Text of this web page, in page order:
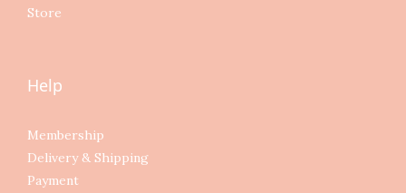
Store
Help
Membership
Delivery & Shipping
Payment